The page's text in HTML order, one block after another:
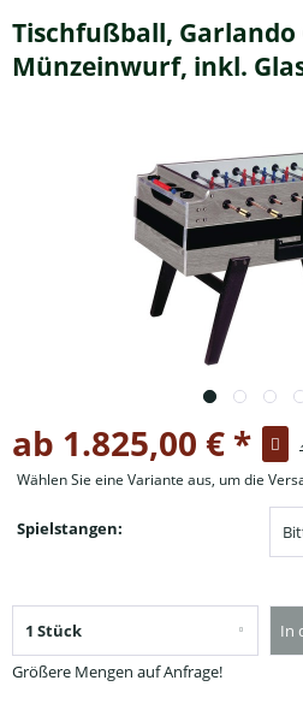
Tischfußball,
Münzeinwurf, inkl.
ab 1.825,00 € *
Wählen Sie eine Variante aus, um die
Spielstangen:
Größere Mengen auf Anfrage!
In